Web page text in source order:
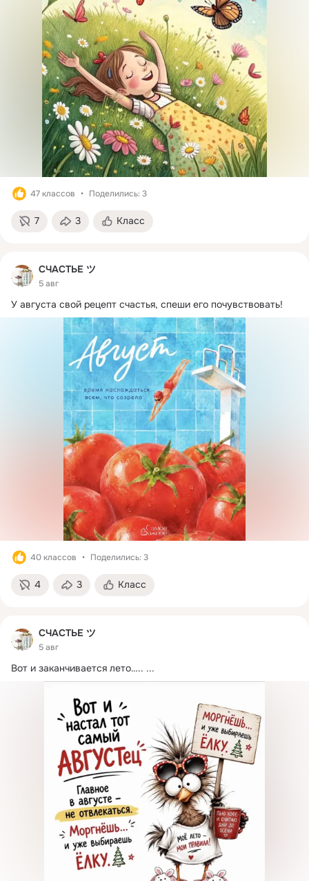
47 классов Поделились: 3
7 3 Класс
СЧАСТЬЕ ツ
5 авг
У августа свой рецепт счастья, спеши его почувствовать!
40 классов Поделились: 3
4 3 Класс
СЧАСТЬЕ ツ
5 авг
Вот и заканчивается лето….. ...